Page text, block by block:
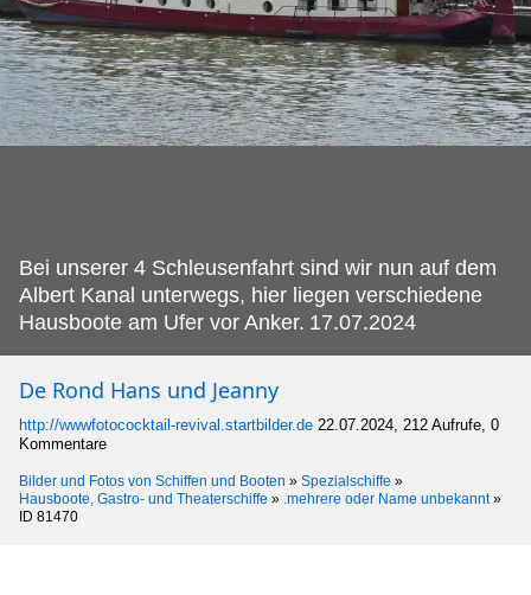
Bei unserer 4 Schleusenfahrt sind wir nun auf dem
Albert Kanal unterwegs, hier liegen verschiedene
Hausboote am Ufer vor Anker. 17.07.2024
De Rond Hans und Jeanny
http://wwwfotococktail-revival.startbilder.de 22.07.2024, 212 Aufrufe, 0
Kommentare
Bilder und Fotos von Schiffen und Booten » Spezialschiffe »
Hausboote, Gastro- und Theaterschiffe » .mehrere oder Name unbekannt»
ID 81470